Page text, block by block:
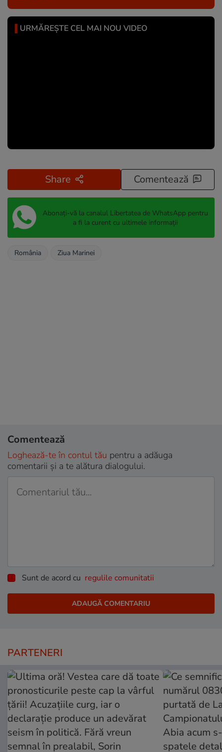
URMĂREȘTE CEL MAI NOU VIDEO
Share Comentează
Abonați-vă la canalul Libertatea de WhatsApp pentru
a fi la curent cu ultimele informații
România Ziua Marinei
Comentează
Loghează-te în contul tău pentru a adăuga
comentarii și a te alătura dialogului.
Sunt de acord cu regulile comunitatii
PARTENERI